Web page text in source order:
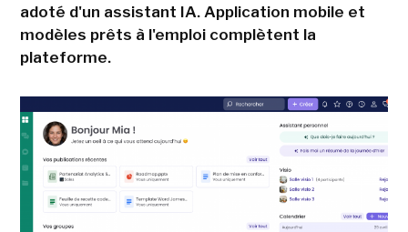
adoté d'un assistant IA. Application mobile et
modèles prêts à l'emploi complètent la
plateforme.